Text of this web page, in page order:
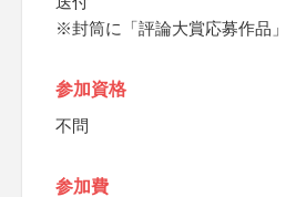
※封筒に「評論大賞応募作品
参加資格
不問
参加費